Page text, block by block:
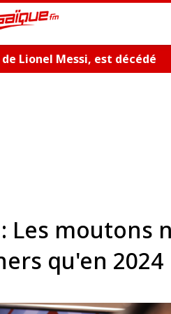
Lionel Messi, est décédé
Les moutons
qu'en 2024